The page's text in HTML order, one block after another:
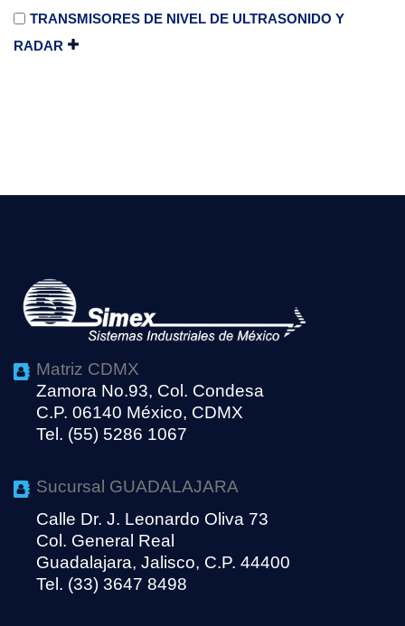
TRANSMISORES DE NIVEL DE ULTRASONIDO Y
RADAR
Matriz CDMX
Zamora No.93, Col. Condesa
C.P. 06140 México, CDMX
Tel. (55) 5286 1067
Sucursal GUADALAJARA
Calle Dr. J. Leonardo Oliva 73
Col. General Real
Guadalajara, Jalisco, C.P. 44400
Tel. (33) 3647 8498